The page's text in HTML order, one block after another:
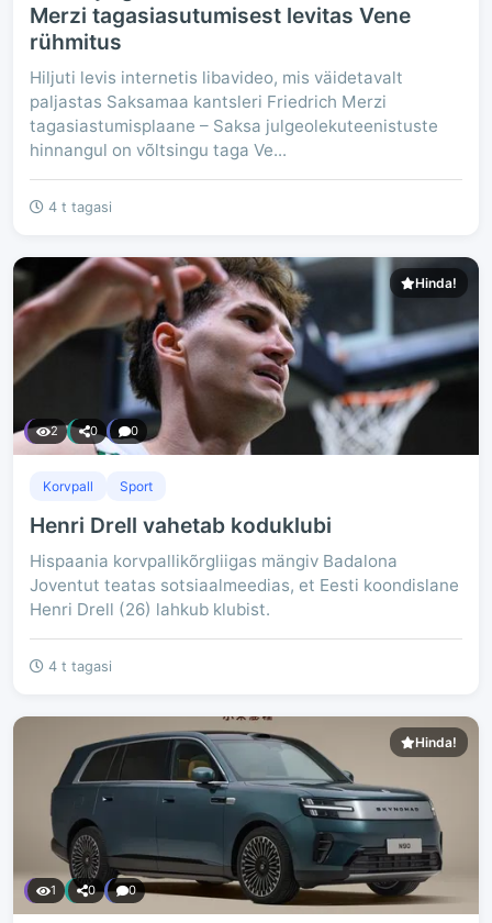
Merzi tagasiasutumisest levitas Vene
rühmitus
Hiljuti levis internetis libavideo, mis väidetavalt
paljastas Saksamaa kantsleri Friedrich Merzi
tagasiastumisplaane – Saksa julgeolekuteenistuste
hinnangul on võltsingu taga Ve...
4 t tagasi
Hinda!
2 0 0
Korvpall Sport
Henri Drell vahetab koduklubi
Hispaania korvpallikõrgliigas mängiv Badalona
Joventut teatas sotsiaalmeedias, et Eesti koondislane
Henri Drell (26) lahkub klubist.
4 t tagasi
Hinda!
1 0 0